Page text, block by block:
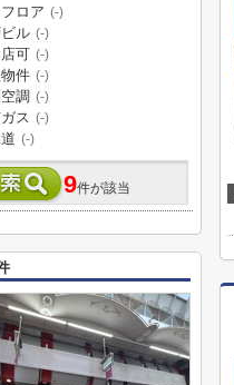
ロア (-)
ル (-)
可 (-)
件 (-)
調 (-)
ス (-)
(-)
9件が該当